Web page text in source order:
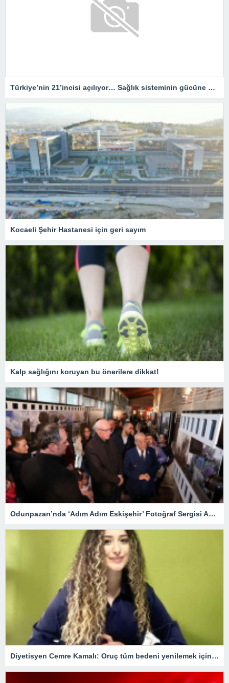
Türkiye’nin 21’incisi açılıyor… Sağlık sisteminin gücüne güç katacak
Kocaeli Şehir Hastanesi için geri sayım
Kalp sağlığını koruyan bu önerilere dikkat!
Odunpazarı’nda ‘Adım Adım Eskişehir’ Fotoğraf Sergisi Açıldı
Diyetisyen Cemre Kamalı: Oruç tüm bedeni yenilemek için bir fırsat